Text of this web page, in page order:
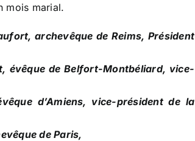
mois marial.
archevêque de Reims, Président
évêque de Belfort-Montbéliard, vice-
d’Amiens, vice-président de la
de Paris,